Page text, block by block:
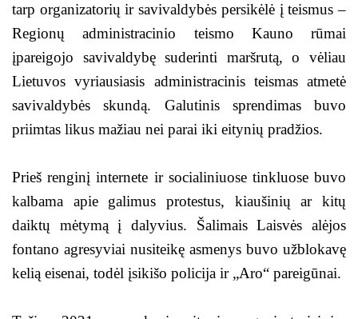
tarp organizatorių ir savivaldybės persikėlė į teismus –
Regionų administracinio teismo Kauno rūmai
įpareigojo savivaldybę suderinti maršrutą, o vėliau
Lietuvos vyriausiasis administracinis teismas atmetė
savivaldybės skundą. Galutinis sprendimas buvo
priimtas likus mažiau nei parai iki eitynių pradžios.
Prieš renginį internete ir socialiniuose tinkluose buvo
kalbama apie galimus protestus, kiaušinių ar kitų
daiktų mėtymą į dalyvius. Šalimais Laisvės alėjos
fontano agresyviai nusiteikę asmenys buvo užblokavę
kelią eisenai, todėl įsikišo policija ir „Aro“ pareigūnai.